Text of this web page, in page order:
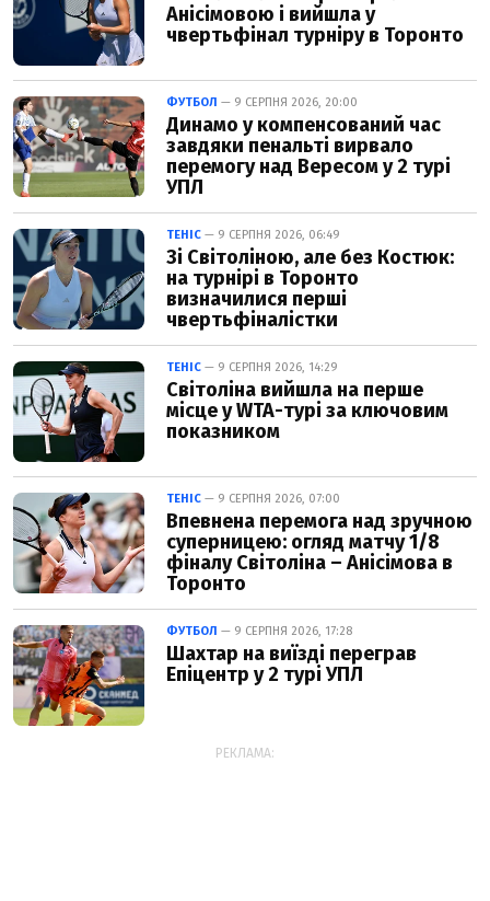
Анісімовою і вийшла у
чвертьфінал турніру в Торонто
ФУТБОЛ — 9 СЕРПНЯ 2026, 20:00
Динамо у компенсований час
завдяки пенальті вирвало
перемогу над Вересом у 2 турі
УПЛ
ТЕНІС — 9 СЕРПНЯ 2026, 06:49
Зі Світоліною, але без Костюк:
на турнірі в Торонто
визначилися перші
чвертьфіналістки
ТЕНІС — 9 СЕРПНЯ 2026, 14:29
Світоліна вийшла на перше
місце у WTA-турі за ключовим
показником
ТЕНІС — 9 СЕРПНЯ 2026, 07:00
Впевнена перемога над зручною
суперницею: огляд матчу 1/8
фіналу Світоліна – Анісімова в
Торонто
ФУТБОЛ — 9 СЕРПНЯ 2026, 17:28
Шахтар на виїзді переграв
Епіцентр у 2 турі УПЛ
РЕКЛАМА: